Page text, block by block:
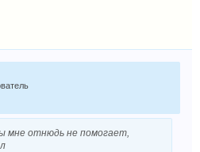
мне отнюдь не помогает,